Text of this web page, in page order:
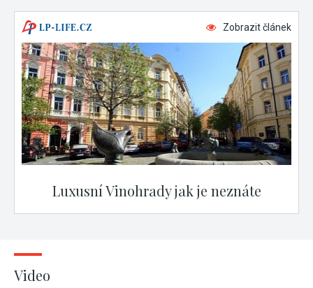
Zobrazit článek
Luxusní Vinohrady jak je neznáte
Video